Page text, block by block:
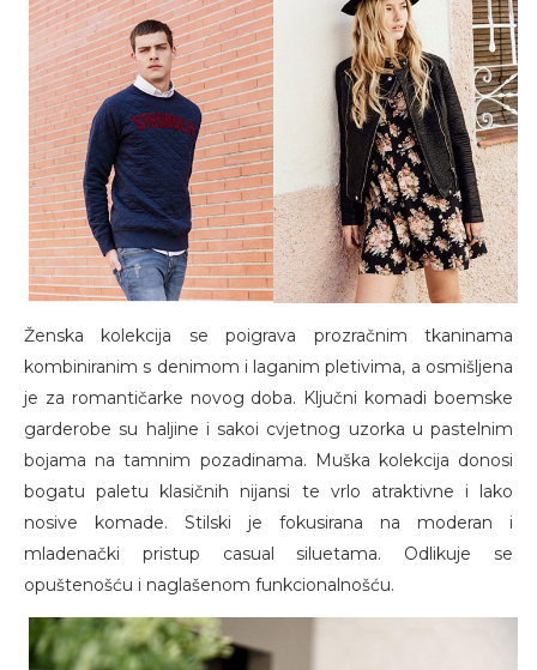
Ženska kolekcija se poigrava prozračnim tkaninama
kombiniranim s denimom i laganim pletivima, a osmišljena
je za romantičarke novog doba. Ključni komadi boemske
garderobe su haljine i sakoi cvjetnog uzorka u pastelnim
bojama na tamnim pozadinama. Muška kolekcija donosi
bogatu paletu klasičnih nijansi te vrlo atraktivne i lako
nosive komade. Stilski je fokusirana na moderan i
mladenački pristup casual siluetama. Odlikuje se
opuštenošću i naglašenom funkcionalnošću.